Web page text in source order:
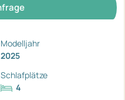
Modelljahr
2025
Schlafplätze
4